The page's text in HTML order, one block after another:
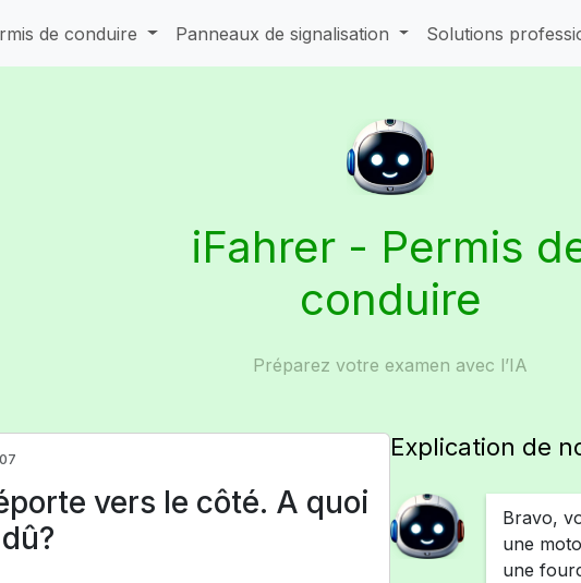
de conduire Panneaux de signalisation Solutions
iFahrer - Permis
conduire
Préparez votre examen avec l’IA
vers le côté. A quoi
Explication de
Bravo,
une
une